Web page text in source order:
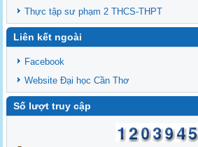
Thực tập sư phạm 2 THCS-THPT
Liên kết ngoài
Facebook
Website Đại học Cần Thơ
Số lượt truy cập